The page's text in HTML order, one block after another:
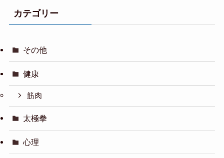
カテゴリー
その他
健康
筋肉
太極拳
心理